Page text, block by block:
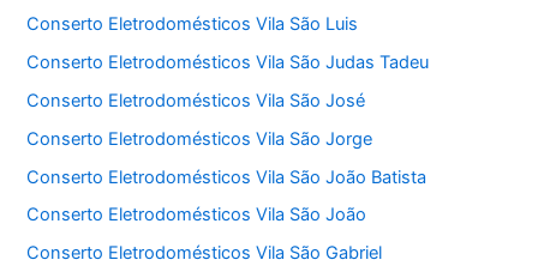
Conserto Eletrodomésticos Vila São Luis
Conserto Eletrodomésticos Vila São Judas Tadeu
Conserto Eletrodomésticos Vila São José
Conserto Eletrodomésticos Vila São Jorge
Conserto Eletrodomésticos Vila São João Batista
Conserto Eletrodomésticos Vila São João
Conserto Eletrodomésticos Vila São Gabriel